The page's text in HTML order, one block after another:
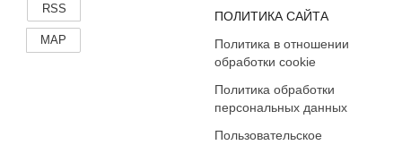
RSS
MAP
ПОЛИТИКА САЙТА
Политика в отношении
обработки cookie
Политика обработки
персональных данных
Пользовательское